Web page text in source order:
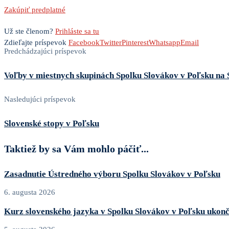
Zakúpiť predplatné
Už ste členom? Prihláste sa tu
Zdieľajte príspevok FacebookTwitterPinterestWhatsappEmail
Predchádzajúci príspevok
Voľby v miestnych skupinách Spolku Slovákov v Poľsku na
Nasledujúci príspevok
Slovenské stopy v Poľsku
Taktiež by sa Vám mohlo páčiť...
Zasadnutie Ústredného výboru Spolku Slovákov v Poľsku
6. augusta 2026
Kurz slovenského jazyka v Spolku Slovákov v Poľsku